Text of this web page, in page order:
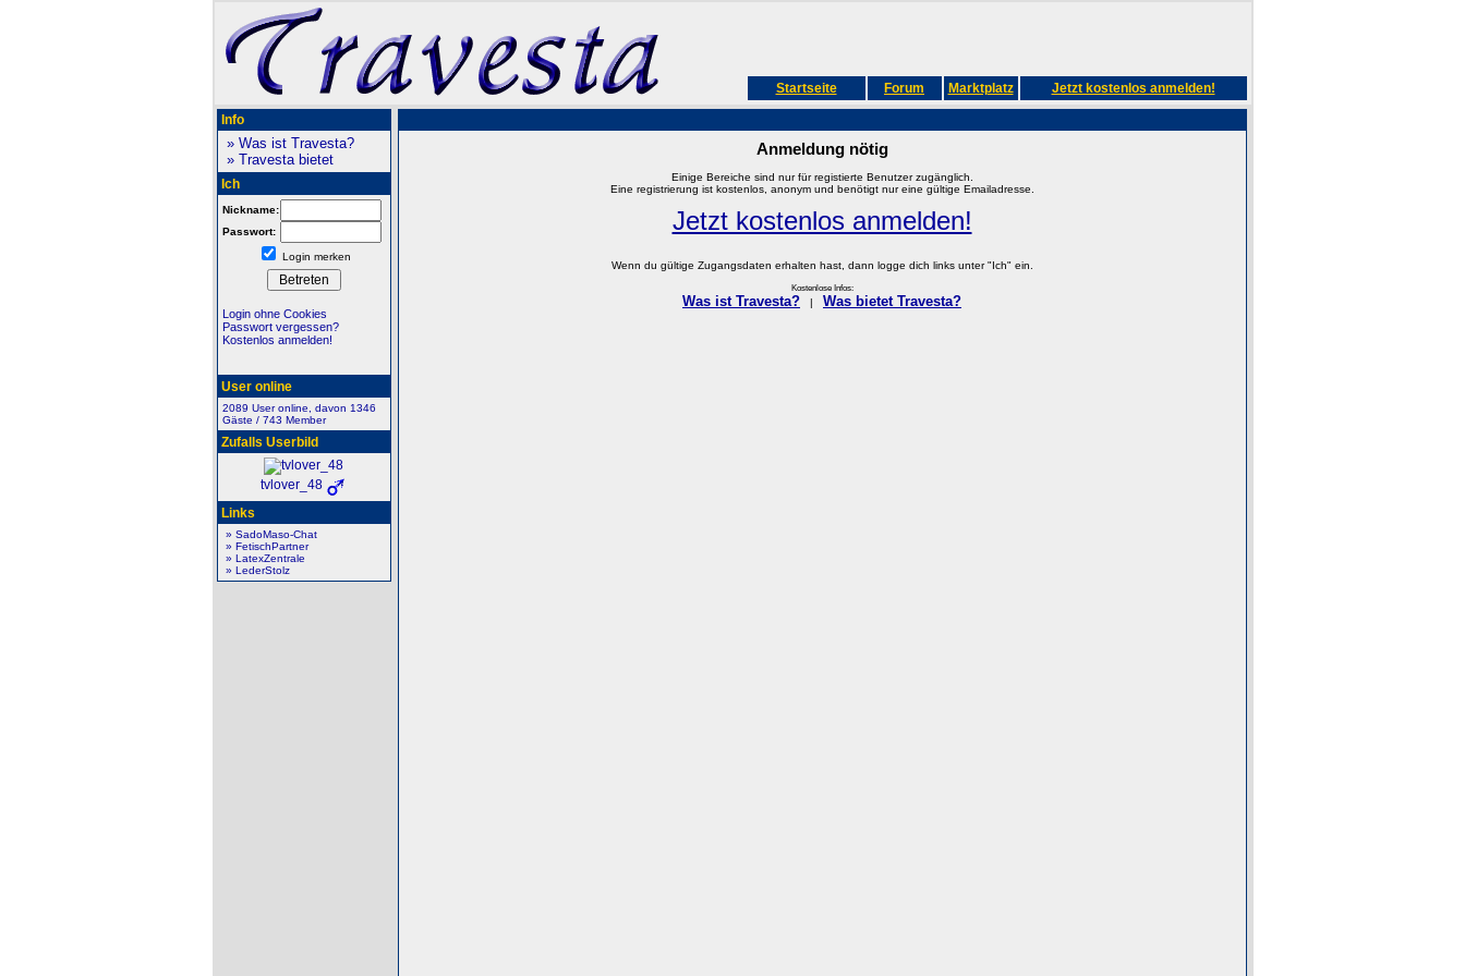
Startseite Forum Marktplatz Jetzt kostenlos anmelden!
Info
» Was ist Travesta?
» Travesta bietet
Ich
Nickname:
Passwort:
Login merken
Login ohne Cookies
Passwort vergessen?
Kostenlos anmelden!
User online
2089 User online, davon 1346
Gäste / 743 Member
Zufalls Userbild
tvlover_48
Links
» SadoMaso-Chat
» FetischPartner
» LatexZentrale
» LederStolz
Anmeldung nötig
Einige Bereiche sind nur für registierte Benutzer zugänglich.
Eine registrierung ist kostenlos, anonym und benötigt nur eine gültige Emailadresse.
Jetzt kostenlos anmelden!
Wenn du gültige Zugangsdaten erhalten hast, dann logge dich links unter "Ich" ein.
Kostenlose Infos:
Was ist Travesta? Was bietet Travesta?